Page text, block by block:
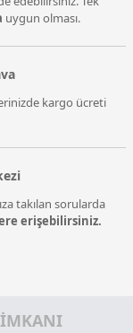
uygun olması.
kargo ücreti
takılan sorularda
erişebilirsiniz.
İMKANI